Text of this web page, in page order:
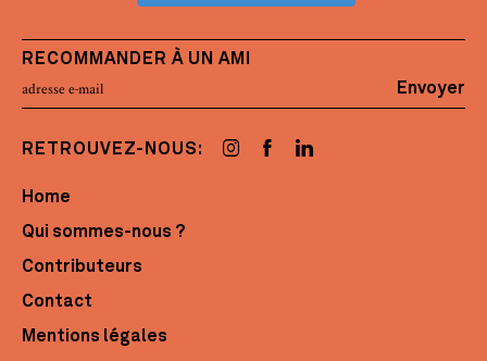
RECOMMANDER À UN AMI
Envoyer
RETROUVEZ-NOUS:
Home
Qui sommes-nous ?
Contributeurs
Contact
Mentions légales